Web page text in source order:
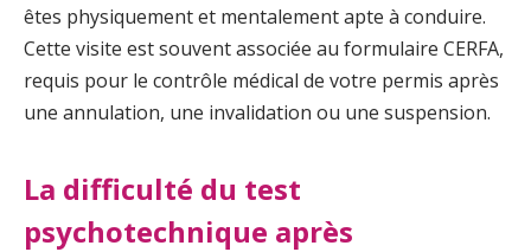
êtes physiquement et mentalement apte à conduire.
Cette visite est souvent associée au formulaire CERFA,
requis pour le contrôle médical de votre permis après
une annulation, une invalidation ou une suspension.
La difficulté du test
psychotechnique après